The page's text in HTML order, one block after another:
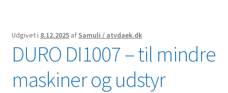
Udgivet i 8.12.2025 af Samuli / atvdaek.dk
DURO DI1007 – til mindre
maskiner og udstyr